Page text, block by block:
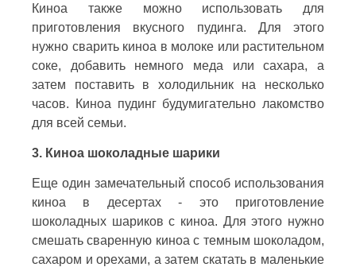
Киноа также можно использовать для
приготовления вкусного пудинга. Для этого
нужно сварить киноа в молоке или растительном
соке, добавить немного меда или сахара, а
затем поставить в холодильник на несколько
часов. Киноа пудинг будумигательно лакомство
для всей семьи.
3. Киноа шоколадные шарики
Еще один замечательный способ использования
киноа в десертах - это приготовление
шоколадных шариков с киноа. Для этого нужно
смешать сваренную киноа с темным шоколадом,
сахаром и орехами, а затем скатать в маленькие